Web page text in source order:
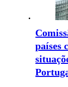
países